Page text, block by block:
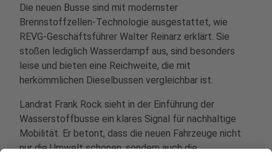
Die neuen Busse sind mit modernster
Brennstoffzellen-Technologie ausgestattet, wie
REVG-Geschäftsführer Walter Reinarz erklärt. Sie
stoßen lediglich Wasserdampf aus, sind besonders
leise und bieten eine Reichweite, die mit
herkömmlichen Dieselbussen vergleichbar ist.
Landrat Frank Rock sieht in der Einführung der
Wasserstoffbusse ein klares Signal für nachhaltige
Mobilität. Er betont, dass die neuen Fahrzeuge nicht
nur die Umwelt schonen, sondern auch die